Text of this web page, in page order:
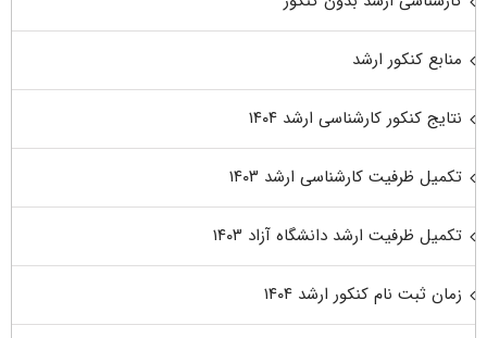
منابع کنکور ارشد
نتایج کنکور کارشناسی ارشد ۱۴۰۴
تکمیل ظرفیت کارشناسی ارشد ۱۴۰۳
تکمیل ظرفیت ارشد دانشگاه آزاد ۱۴۰۳
زمان ثبت نام کنکور ارشد ۱۴۰۴